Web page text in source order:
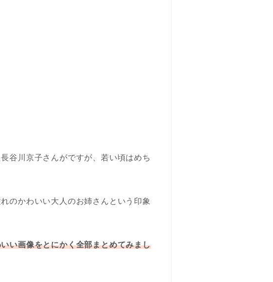
谷川京子さんがですが、若い頃はめち
のかわいい大人のお姉さんという印象
い画像をとにかく全部まとめてみまし